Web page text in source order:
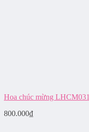
Hoa chúc mừng LHCM031
800.000₫